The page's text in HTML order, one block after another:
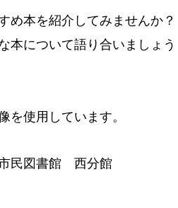
め本を紹介してみませんか？
本について語り合いましょう
を使用しています。
民図書館 西分館